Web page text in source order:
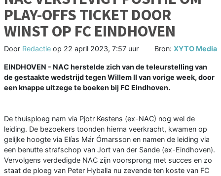
PLAY-OFFS TICKET DOOR
WINST OP FC EINDHOVEN
Door Redactie op 22 april 2023, 7:57 uur Bron: XYTO Media
EINDHOVEN - NAC herstelde zich van de teleurstelling van
de gestaakte wedstrijd tegen Willem II van vorige week, door
een knappe uitzege te boeken bij FC Eindhoven.
De thuisploeg nam via Pjotr Kestens (ex-NAC) nog wel de
leiding. De bezoekers toonden hierna veerkracht, kwamen op
gelijke hoogte via Elías Már Ómarsson en namen de leiding via
een benutte strafschop van Jort van der Sande (ex-Eindhoven).
Vervolgens verdedigde NAC zijn voorsprong met succes en zo
staat de ploeg van Peter Hyballa nu zevende ten koste van FC